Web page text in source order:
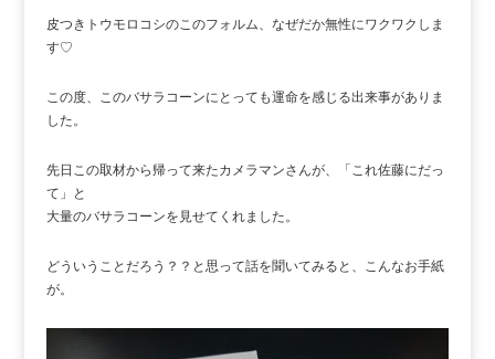
皮つきトウモロコシのこのフォルム、なぜだか無性にワクワクしま
す♡
この度、このバサラコーンにとっても運命を感じる出来事がありま
した。
先日この取材から帰って来たカメラマンさんが、「これ佐藤にだっ
て」と
大量のバサラコーンを見せてくれました。
どういうことだろう？？と思って話を聞いてみると、こんなお手紙
が。